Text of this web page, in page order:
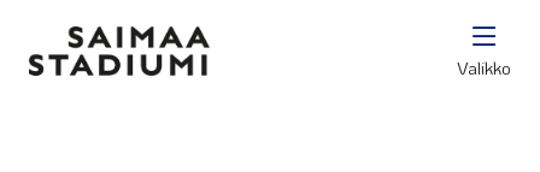
Valikko